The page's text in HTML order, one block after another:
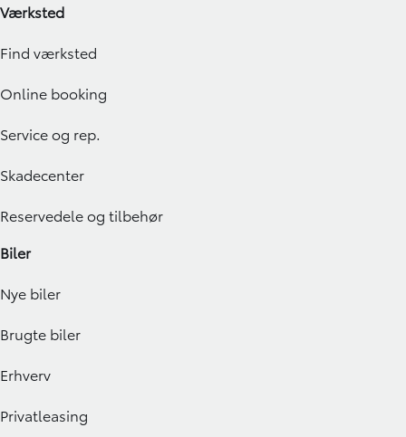
Værksted
Find værksted
Online booking
Service og rep.
Skadecenter
Reservedele og tilbehør
Biler
Nye biler
Brugte biler
Erhverv
Privatleasing